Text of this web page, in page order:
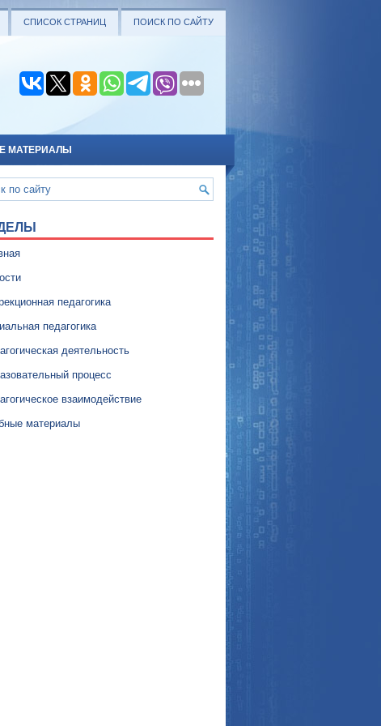
СПИСОК СТРАНИЦ ПОИСК ПО САЙТУ
МАТЕРИАЛЫ
педагогика
педагогика
деятельность
процесс
взаимодействие
материалы